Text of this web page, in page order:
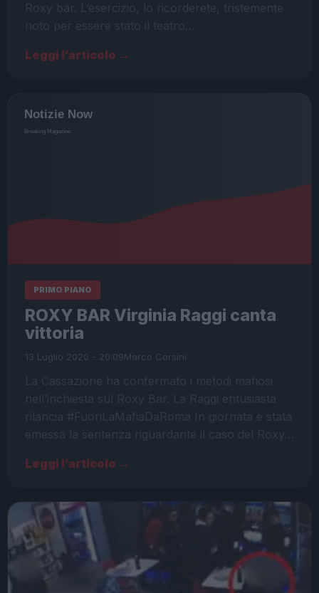
Roxy bar. L’esercizio, lo ricorderete, tristemente
noto per essere stato il teatro…
Leggi l’articolo →
PRIMO PIANO
ROXY BAR Virginia Raggi canta
vittoria
13 Luglio 2020 - 20:09Marco Corsini
La Cassazione ha confermato i metodi mafiosi
nell’inchiesta sul Roxy Bar. La Raggi entusiasta
rilancia #FuoriLaMafiaDaRoma In giornata è stata
emessa la sentenza riguardante il caso del Roxy…
Leggi l’articolo →